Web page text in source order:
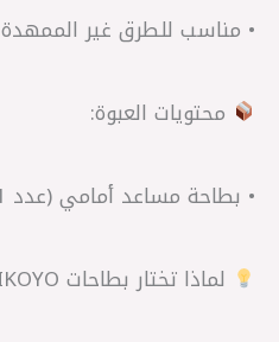
• مناسب للطرق غير الممهدة
محتويات العبوة:
• بطاحة مساعد أمامي (عدد 1)
لماذا تختار بطاحات NIKOYO؟